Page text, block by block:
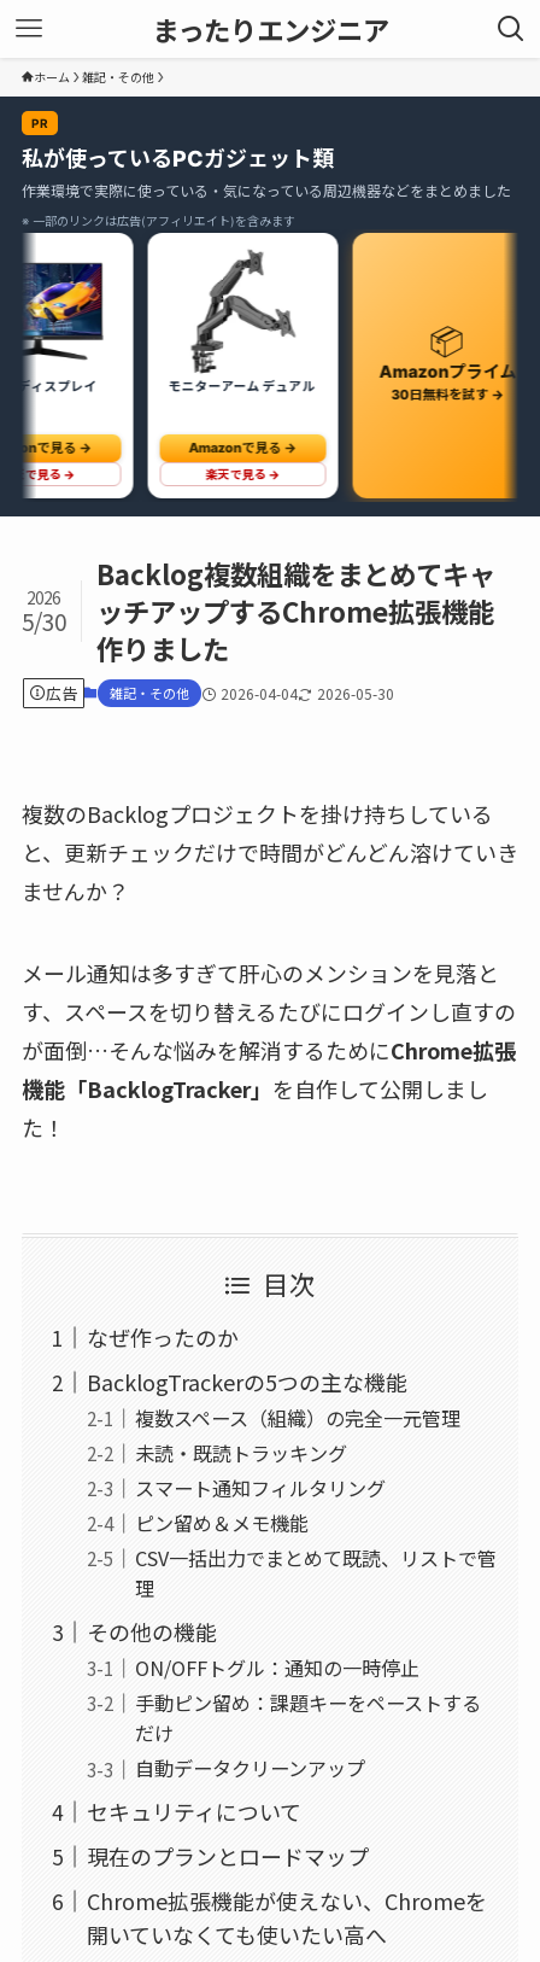
まったりエンジニア
ホーム 雑記・その他
PR
私が使っているPCガジェット類
作業環境で実際に使っている・気になっている周辺機器などをまとめました
※ 一部のリンクは広告(アフィリエイト)を含みます
モニターアーム デュアル
Amazonで見る →
Amazonプライム
30日無料を試す → Anker
Backlog複数組織をまとめてキャ
ッチアップするChrome拡張機能
作りました
2026
5/30
広告 雑記・その他 2026-04-04 2026-05-30
複数のBacklogプロジェクトを掛け持ちしている
と、更新チェックだけで時間がどんどん溶けていき
ませんか？
メール通知は多すぎて肝心のメンションを見落と
す、スペースを切り替えるたびにログインし直すの
が面倒…そんな悩みを解消するためにChrome拡張
機能「BacklogTracker」 を自作して公開しまし
た！
目次
なぜ作ったのか
BacklogTrackerの5つの主な機能
複数スペース（組織）の完全一元管理
未読・既読トラッキング
スマート通知フィルタリング
ピン留め＆メモ機能
CSV一括出力でまとめて既読、リストで管
理
その他の機能
ON/OFFトグル：通知の一時停止
手動ピン留め：課題キーをペーストする
だけ
自動データクリーンアップ
セキュリティについて
現在のプランとロードマップ
Chrome拡張機能が使えない、Chromeを
開いていなくても使いたい高へ